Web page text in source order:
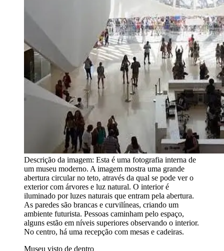
Descrição da imagem: Esta é uma fotografia interna de
um museu moderno. A imagem mostra uma grande
abertura circular no teto, através da qual se pode ver o
exterior com árvores e luz natural. O interior é
iluminado por luzes naturais que entram pela abertura.
As paredes são brancas e curvilíneas, criando um
ambiente futurista. Pessoas caminham pelo espaço,
alguns estão em níveis superiores observando o interior.
No centro, há uma recepção com mesas e cadeiras.
Museu visto de dentro